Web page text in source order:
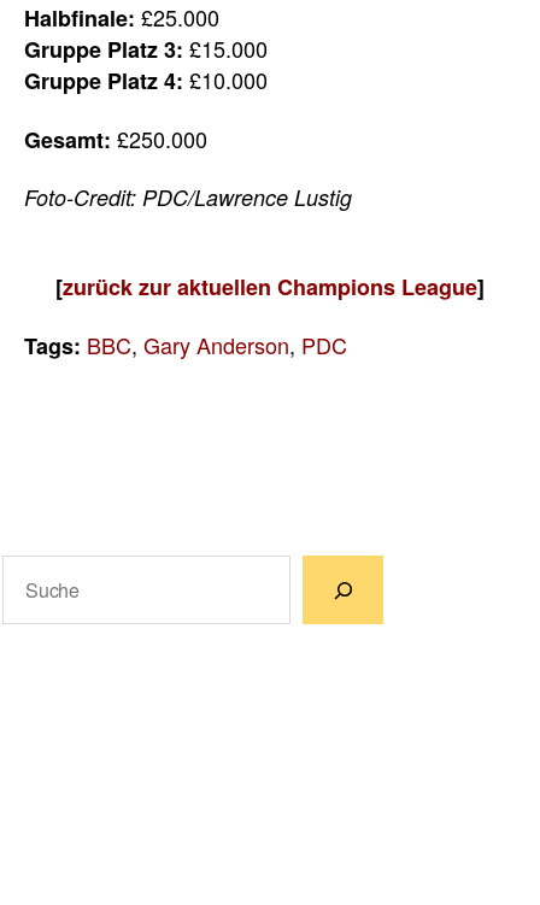
Halbfinale: £25.000
Gruppe Platz 3: £15.000
Gruppe Platz 4: £10.000
Gesamt: £250.000
Foto-Credit: PDC/Lawrence Lustig
[zurück zur aktuellen Champions League]
Tags: BBC, Gary Anderson, PDC